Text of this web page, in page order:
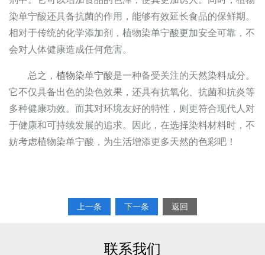
染单宁酸还具备抗菌的作用，能够有效延长食品的保鲜期。
相对于传统的化学添加剂，植物染单宁酸更加安全可靠，不
会对人体健康造成任何危害。
总之， 植物染单宁酸是一种备受关注的天然染料成分。
它不仅具备出色的染色效果，还具有抗氧化、抗菌和抗炎等
多种健康功效。而其对环境友好的特性，则更符合现代人对
于健康和可持续发展的追求。因此，在选择染料材料时，不
妨考虑植物染单宁酸，为生活增添更多天然的色彩吧！
上一条 下一条 返回
联系我们